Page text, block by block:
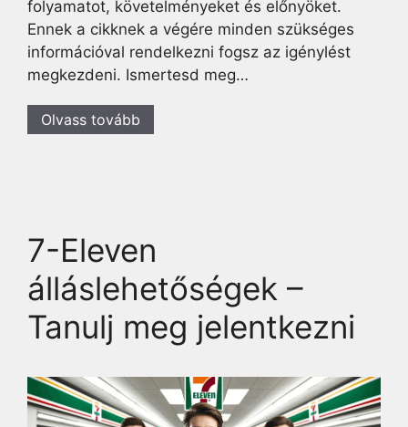
folyamatot, követelményeket és előnyöket.
Ennek a cikknek a végére minden szükséges
információval rendelkezni fogsz az igénylést
megkezdeni. Ismertesd meg…
Olvass tovább
7-Eleven
álláslehetőségek –
Tanulj meg jelentkezni